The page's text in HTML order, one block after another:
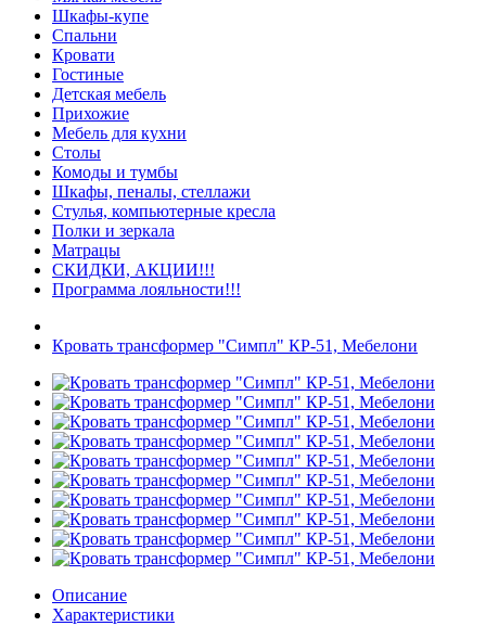
Шкафы-купе
Спальни
Кровати
Гостиные
Детская мебель
Прихожие
Мебель для кухни
Столы
Комоды и тумбы
Шкафы, пеналы, стеллажи
Стулья, компьютерные кресла
Полки и зеркала
Матрацы
СКИДКИ, АКЦИИ!!!
Программа лояльности!!!
Кровать трансформер "Симпл" КР-51, Мебелони
Описание
Характеристики